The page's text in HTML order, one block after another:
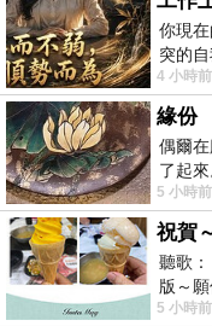
你現
突的
一步觀
4 小時前
緣份
偶爾
了起
的貼文
5 小時前
祝賀
聽歌
版～
經在
5 小時前